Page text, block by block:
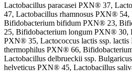
Lactobacillus paracasei PXN® 37,
47, Lactobacillus rhamnosus PXN®
Bifidobacterium bifidum PXN® 23,
25, Bifidobacterium longum PXN® 30,
PXN® 35, Lactococcus lactis ssp.
thermophilus PXN® 66,
Lactobacillus delbrueckii ssp.
helveticus PXN® 45, Lactobacillus